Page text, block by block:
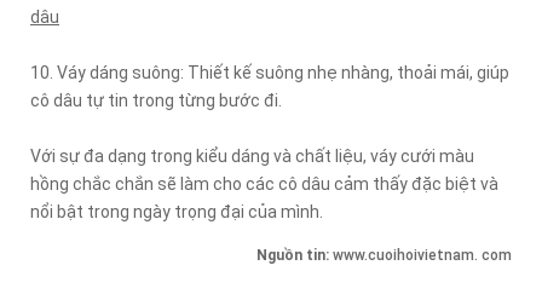
dâu
10. Váy dáng suông: Thiết kế suông nhẹ nhàng, thoải mái, giúp
cô dâu tự tin trong từng bước đi.
Với sự đa dạng trong kiểu dáng và chất liệu, váy cưới màu
hồng chắc chắn sẽ làm cho các cô dâu cảm thấy đặc biệt và
nổi bật trong ngày trọng đại của mình.
Nguồn tin: www.cuoihoivietnam. com